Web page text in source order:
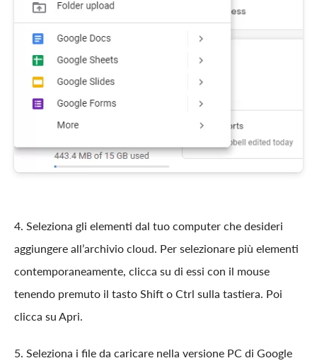
4. Seleziona gli elementi dal tuo computer che desideri
aggiungere all’archivio cloud. Per selezionare più elementi
contemporaneamente, clicca su di essi con il mouse
tenendo premuto il tasto Shift o Ctrl sulla tastiera. Poi
clicca su Apri.
5. Seleziona i file da caricare nella versione PC di Google